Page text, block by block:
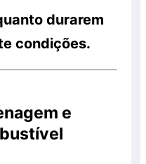
durarem
condições.
e